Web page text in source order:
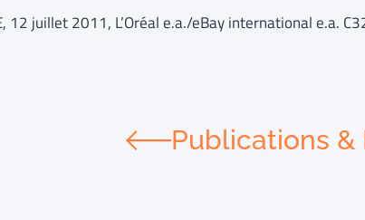
12 juillet 2011, L’Oréal e.a./eBay international e.a.
Publications &